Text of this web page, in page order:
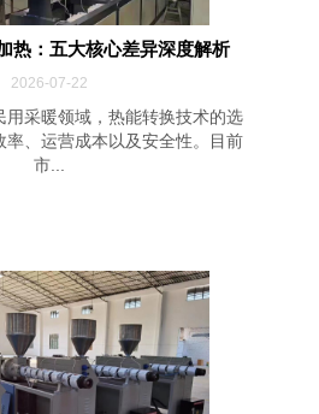
热：五大核心差异深度解析
2026-07-22
用采暖领域，热能转换技术的选
率、运营成本以及安全性。目前
市...